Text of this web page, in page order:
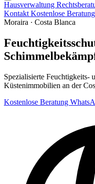
Hausverwaltung
Kontakt Kostenlose Beratung
Moraira · Costa Blanca
Spezialisierte Feuchtigkeits-
Küstenimmobilien an der
Kostenlose Beratung